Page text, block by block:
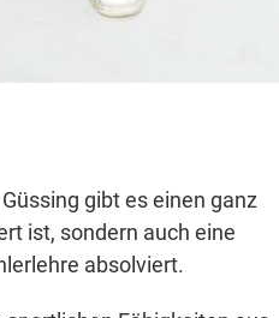
gibt es einen ganz
ist, sondern auch eine
absolviert.